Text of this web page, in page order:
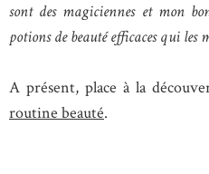
sont des magiciennes et mon
potions de beauté efficaces qui les
A présent, place à la
routine beauté.